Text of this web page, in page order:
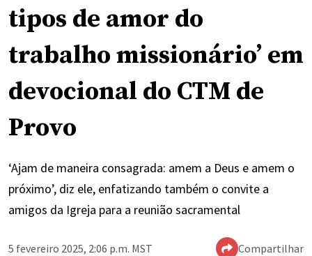
tipos de amor do
trabalho missionário’ em
devocional do CTM de
Provo
‘Ajam de maneira consagrada: amem a Deus e amem o
próximo’, diz ele, enfatizando também o convite a
amigos da Igreja para a reunião sacramental
5 fevereiro 2025, 2:06 p.m. MST Compartilhar